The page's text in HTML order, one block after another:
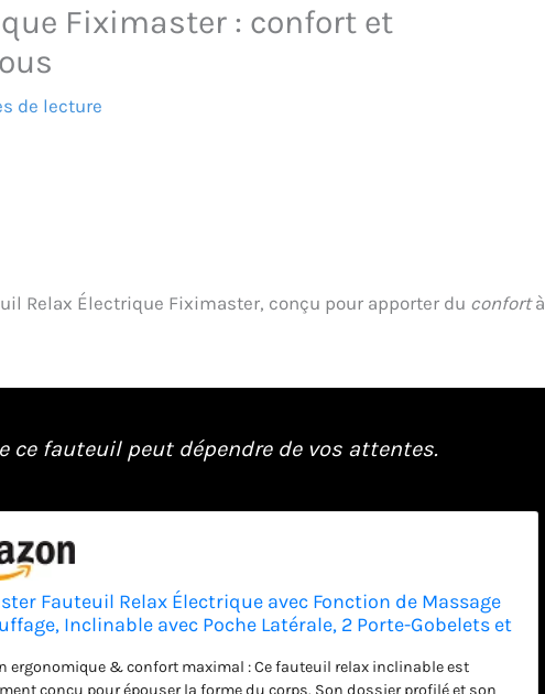
Fiximaster : confort et
de lecture
Relax Électrique Fiximaster, conçu pour apporter du confortà
ce fauteuil peut dépendre de vos attentes.
Fauteuil Relax Électrique avec Fonction de Massage
Inclinable avec Poche Latérale, 2 Porte-Gobelets et
ergonomique & confort maximal : Ce fauteuil relax inclinable est